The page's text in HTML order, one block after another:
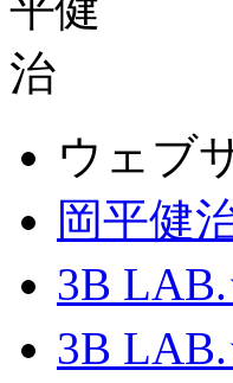
ウェブ
岡平健
3B
3B